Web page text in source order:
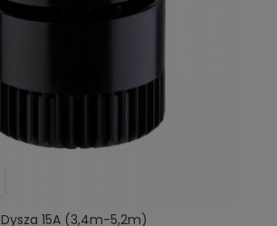
Dysza 15A (3,4m-5,2m)